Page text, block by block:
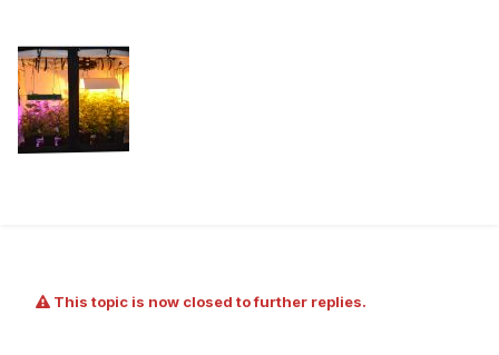
This topic is now closed to further replies.